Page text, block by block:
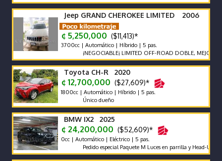
Jeep GRAND CHEROKEE LIMITED 2006
¢ 5,250,000 ($11,413)*
3700cc | Automático | Híbrido | 5 pas.
¡NEGOCIABLE¡ LIMITED OFF-ROAD DOBLE, MEJOR
Toyota CH-R 2020
¢ 12,700,000 ($27,609)*
1800cc | Automático | Híbrido | 5 pas.
Único dueño
BMW IX2 2025
¢ 24,200,000 ($52,609)*
0cc | Automático | Eléctrico | 5 pas.
Pedido especial Paquete M Luces en parrilla y Head-Up